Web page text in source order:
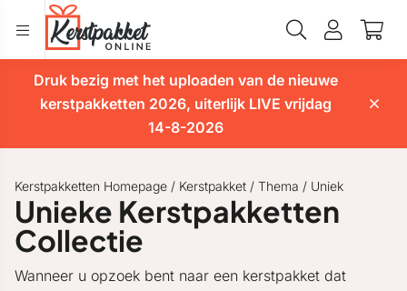
Druk bezig met het uploaden van de nieuwe
kerstpakketten 2026, uiterlijk LIVE vrijdag
14-8-2026
Kerstpakketten Homepage / Kerstpakket / Thema / Uniek
Unieke Kerstpakketten
Collectie
Wanneer u opzoek bent naar een kerstpakket dat